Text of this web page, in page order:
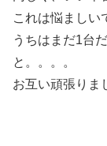
これは悩ましい
うちはまだ1台
と。。。。
お互い頑張りま